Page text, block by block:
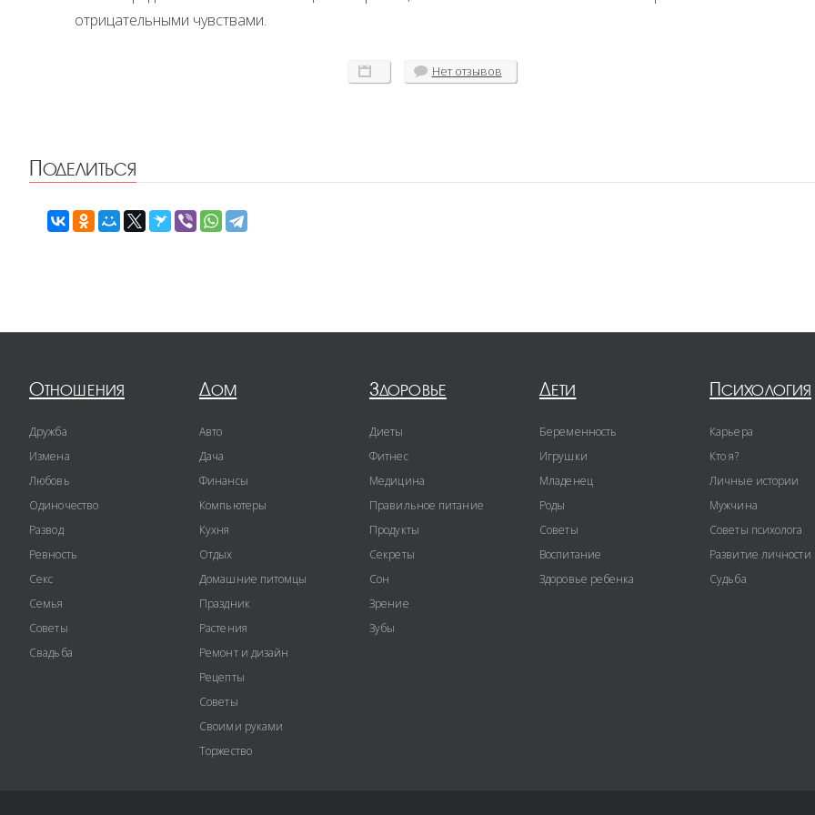
отрицательными чувствами.
Нетотзывов
Поделиться
Отношения
Дружба
Измена
Любовь
Одиночество
Развод
Ревность
Секс
Семья
Советы
Свадьба
Дом
Авто
Дача
Финансы
Компьютеры
Кухня
Отдых
Домашние питомцы
Праздник
Растения
Ремонт и дизайн
Рецепты
Советы
Своими руками
Торжество
Здоровье
Диеты
Фитнес
Медицина
Правильное питание
Продукты
Секреты
Сон
Зрение
Зубы
Дети
Беременность
Игрушки
Младенец
Роды
Советы
Воспитание
Здоровье ребенка
Психология
Карьера
Кто я?
Личные истории
Мужчина
Советы психолога
Развитие личности
Судьба